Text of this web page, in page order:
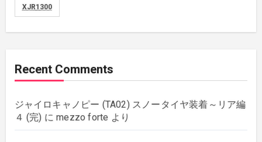
movies
plants
rebuilding (6)
XJR1300
Recent Comments
ジャイロキャノピー (TA02) スノータイヤ装着～リア編
４ (完) にmezzo forte より